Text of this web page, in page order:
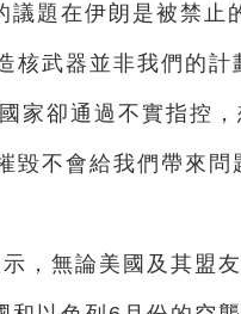
題在伊朗是被禁止
核武器並非我們的
家卻通過不實指控，
毀不會給我們帶來問
，無論美國及其盟